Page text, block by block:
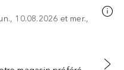
10.08.2026 et mer.,